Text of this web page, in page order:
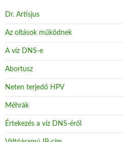
Dr. Artisjus
Az oltások működnek
A víz DNS-e
Abortusz
Neten terjedő HPV
Méhrák
Értekezés a víz DNS-éről